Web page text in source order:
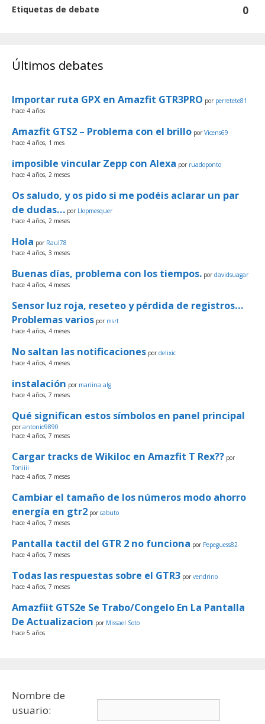
Etiquetas de debate 0
Últimos debates
Importar ruta GPX en Amazfit GTR3PRO por perretete81
hace 4 años
Amazfit GTS2 – Problema con el brillo porVicens69
hace 4 años, 1 mes
imposible vincular Zepp con Alexa por ruadoponto
hace 4 años, 2 meses
Os saludo, y os pido si me podéis aclarar un par
de dudas… por Llopmesquer
hace 4 años, 2 meses
Hola por Raul78
hace 4 años, 3 meses
Buenas días, problema con los tiempos. pordavidsuagar
hace 4 años, 4 meses
Sensor luz roja, reseteo y pérdida de registros…
Problemas varios por msrt
hace 4 años, 4 meses
No saltan las notificaciones pordelixic
hace 4 años, 4 meses
instalación por mariina.alg
hace 4 años, 7 meses
Qué significan estos símbolos en panel principal
porantonio9890
hace 4 años, 7 meses
Cargar tracks de Wikiloc en Amazfit T Rex?? por
Toniiii
hace 4 años, 7 meses
Cambiar el tamaño de los números modo ahorro
energía en gtr2 porcabuto
hace 4 años, 7 meses
Pantalla tactil del GTR 2 no funciona por Pepeguess82
hace 4 años, 7 meses
Todas las respuestas sobre el GTR3 porvendrino
hace 4 años, 7 meses
Amazfiit GTS2e Se Trabo/Congelo En La Pantalla
De Actualizacion por Missael Soto
hace 5 años
Nombre de
usuario: